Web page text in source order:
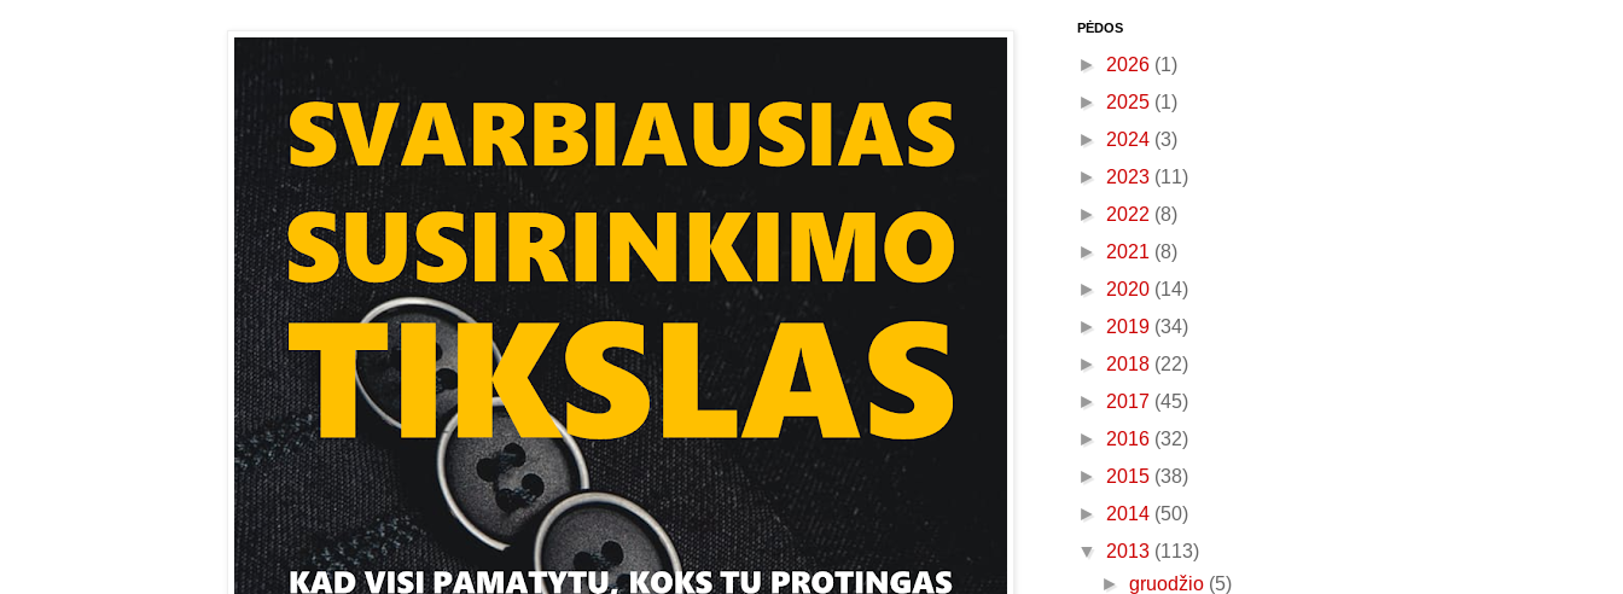
PĖDOS
► 2026 (1)
► 2025 (1)
► 2024 (3)
► 2023 (11)
► 2022 (8)
► 2021 (8)
► 2020 (14)
► 2019 (34)
► 2018 (22)
► 2017 (45)
► 2016 (32)
► 2015 (38)
► 2014 (50)
▼ 2013 (113)
►gruodžio (5)